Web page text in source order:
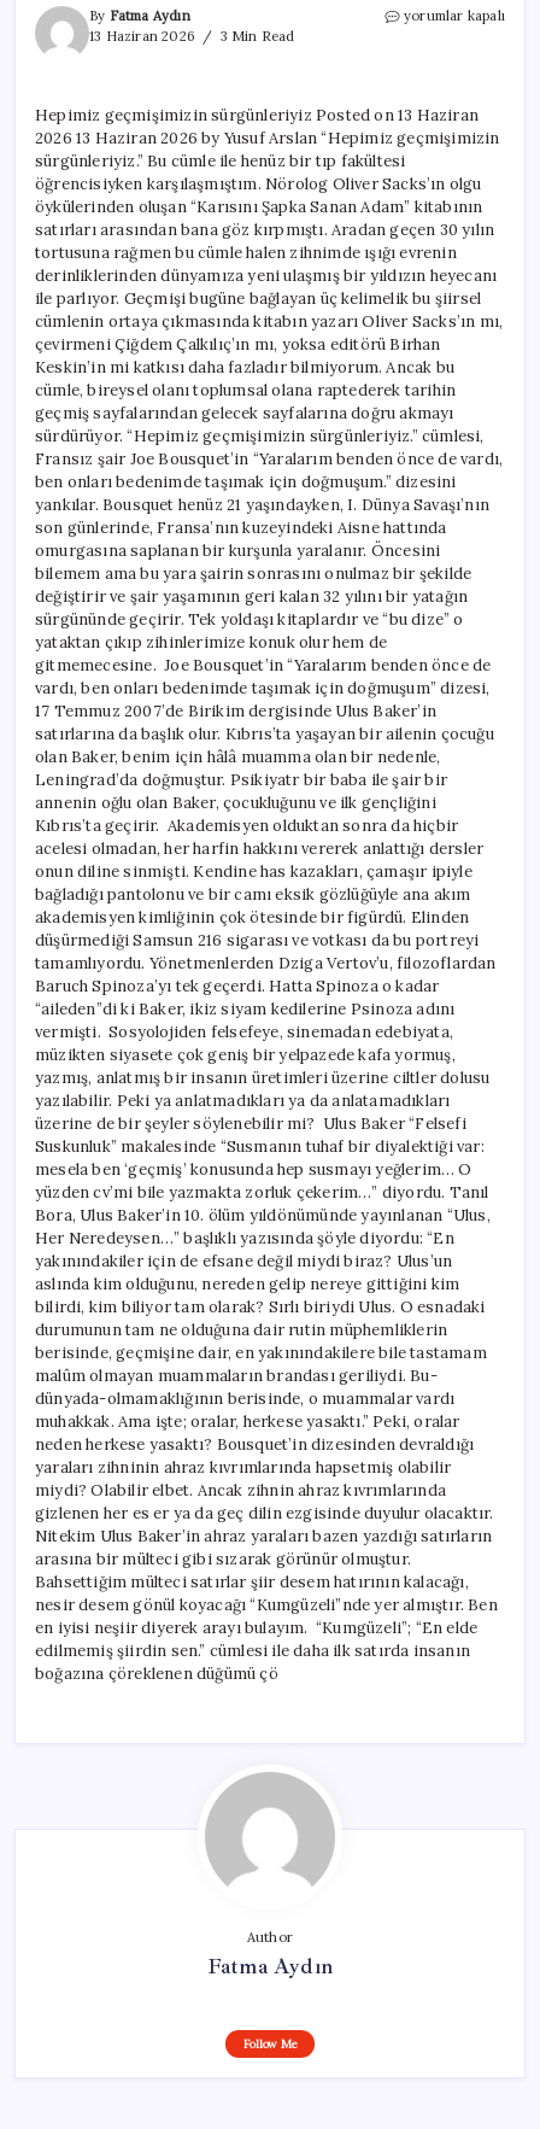
By Fatma Aydın
13 Haziran 2026
3 Min Read
Hepimiz
yorumlar kapalı
Hepimiz geçmişimizin sürgünleriyiz Posted on 13 Haziran
2026 13 Haziran 2026 by Yusuf Arslan “Hepimiz geçmişimizin
sürgünleriyiz.” Bu cümle ile henüz bir tıp fakültesi
öğrencisiyken karşılaşmıştım. Nörolog Oliver Sacks’ın olgu
öykülerinden oluşan “Karısını Şapka Sanan Adam” kitabının
satırları arasından bana göz kırpmıştı. Aradan geçen 30 yılın
tortusuna rağmen bu cümle halen zihnimde ışığı evrenin
derinliklerinden dünyamıza yeni ulaşmış bir yıldızın heyecanı
ile parlıyor. Geçmişi bugüne bağlayan üç kelimelik bu şiirsel
cümlenin ortaya çıkmasında kitabın yazarı Oliver Sacks’ın mı,
çevirmeni Çiğdem Çalkılıç’ın mı, yoksa editörü Birhan
Keskin’in mi katkısı daha fazladır bilmiyorum. Ancak bu
cümle, bireysel olanı toplumsal olana raptederek tarihin
geçmiş sayfalarından gelecek sayfalarına doğru akmayı
sürdürüyor. “Hepimiz geçmişimizin sürgünleriyiz.” cümlesi,
Fransız şair Joe Bousquet’in “Yaralarım benden önce de vardı,
ben onları bedenimde taşımak için doğmuşum.” dizesini
yankılar. Bousquet henüz 21 yaşındayken, I. Dünya Savaşı’nın
son günlerinde, Fransa’nın kuzeyindeki Aisne hattında
omurgasına saplanan bir kurşunla yaralanır. Öncesini
bilemem ama bu yara şairin sonrasını onulmaz bir şekilde
değiştirir ve şair yaşamının geri kalan 32 yılını bir yatağın
sürgününde geçirir. Tek yoldaşı kitaplardır ve “bu dize” o
yataktan çıkıp zihinlerimize konuk olur hem de
gitmemecesine. Joe Bousquet’in “Yaralarım benden önce de
vardı, ben onları bedenimde taşımak için doğmuşum” dizesi,
17 Temmuz 2007’de Birikim dergisinde Ulus Baker’in
satırlarına da başlık olur. Kıbrıs’ta yaşayan bir ailenin çocuğu
olan Baker, benim için hâlâ muamma olan bir nedenle,
Leningrad’da doğmuştur. Psikiyatr bir baba ile şair bir
annenin oğlu olan Baker, çocukluğunu ve ilk gençliğini
Kıbrıs’ta geçirir. Akademisyen olduktan sonra da hiçbir
acelesi olmadan, her harfin hakkını vererek anlattığı dersler
onun diline sinmişti. Kendine has kazakları, çamaşır ipiyle
bağladığı pantolonu ve bir camı eksik gözlüğüyle ana akım
akademisyen kimliğinin çok ötesinde bir figürdü. Elinden
düşürmediği Samsun 216 sigarası ve votkası da bu portreyi
tamamlıyordu. Yönetmenlerden Dziga Vertov’u, filozoflardan
Baruch Spinoza’yı tek geçerdi. Hatta Spinoza o kadar
“aileden”di ki Baker, ikiz siyam kedilerine Psinoza adını
vermişti. Sosyolojiden felsefeye, sinemadan edebiyata,
müzikten siyasete çok geniş bir yelpazede kafa yormuş,
yazmış, anlatmış bir insanın üretimleri üzerine ciltler dolusu
yazılabilir. Peki ya anlatmadıkları ya da anlatamadıkları
üzerine de bir şeyler söylenebilir mi? Ulus Baker “Felsefi
Suskunluk” makalesinde “Susmanın tuhaf bir diyalektiği var:
mesela ben ‘geçmiş’ konusunda hep susmayı yeğlerim… O
yüzden cv’mi bile yazmakta zorluk çekerim…” diyordu. Tanıl
Bora, Ulus Baker’in 10. ölüm yıldönümünde yayınlanan “Ulus,
Her Neredeysen…” başlıklı yazısında şöyle diyordu: “En
yakınındakiler için de efsane değil miydi biraz? Ulus’un
aslında kim olduğunu, nereden gelip nereye gittiğini kim
bilirdi, kim biliyor tam olarak? Sırlı biriydi Ulus. O esnadaki
durumunun tam ne olduğuna dair rutin müphemliklerin
berisinde, geçmişine dair, en yakınındakilere bile tastamam
malûm olmayan muammaların brandası geriliydi. Bu-
dünyada-olmamaklığının berisinde, o muammalar vardı
muhakkak. Ama işte; oralar, herkese yasaktı.” Peki, oralar
neden herkese yasaktı? Bousquet’in dizesinden devraldığı
yaraları zihninin ahraz kıvrımlarında hapsetmiş olabilir
miydi? Olabilir elbet. Ancak zihnin ahraz kıvrımlarında
gizlenen her es er ya da geç dilin ezgisinde duyulur olacaktır.
Nitekim Ulus Baker’in ahraz yaraları bazen yazdığı satırların
arasına bir mülteci gibi sızarak görünür olmuştur.
Bahsettiğim mülteci satırlar şiir desem hatırının kalacağı,
nesir desem gönül koyacağı “Kumgüzeli”nde yer almıştır. Ben
en iyisi neşiir diyerek arayı bulayım. “Kumgüzeli”; “En elde
edilmemiş şiirdin sen.” cümlesi ile daha ilk satırda insanın
boğazına çöreklenen düğümü çö
Author
Fatma Aydın
Follow Me